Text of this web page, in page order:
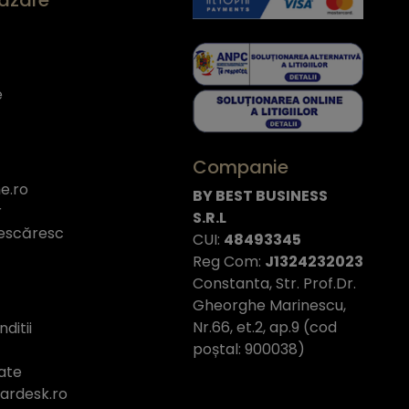
Companie
BY BEST BUSINESS
S.R.L
CUI: 48493345
Reg Com: J1324232023
Constanta, Str. Prof.Dr.
Gheorghe Marinescu,
Nr.66, et.2, ap.9 (cod
poștal: 900038)